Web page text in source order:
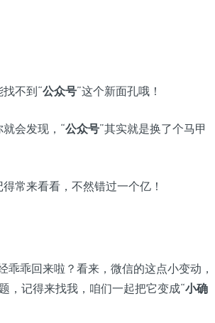
不到“公众号”这个新面孔哦！
会发现，“公众号”其实就是换了个马甲
常来看看，不然错过一个亿！
乖乖回来啦？看来，微信的这点小变动，
，记得来找我，咱们一起把它变成“小确